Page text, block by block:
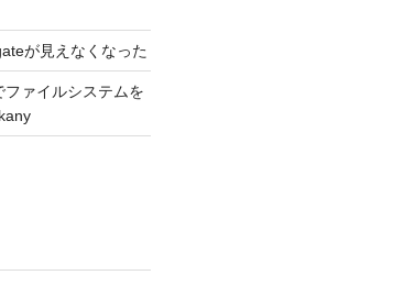
が見えなくなった
ァイルシステムを